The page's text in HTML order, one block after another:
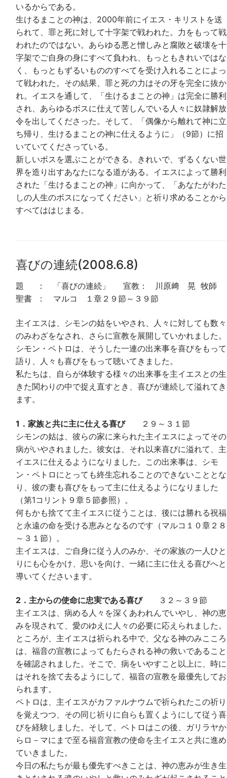
いるからである。
生けるまことの神は、2000年前にイエス・キリストを送
られて、罪と死に対して十字架で戦われた。力をもって戦
われたのではない。あらゆる悪と憎しみと腐敗と破壊を十
字架でご自身の身にすべて負われ、もっともきれいではな
く、もっともずるいもののすべてを受け入れることによっ
て戦われた。その結果、罪と死の力はその牙を完全に抜か
れ。イエスを通して、「生けるまことの神」は完全に勝利
され、あらゆるボスに仕えて苦しんでいる人々に奴隷解放
令を出してくださった。そして、「偶像から離れて神に立
ち帰り、生けるまことの神に仕えるように」（9節）に招
いていてくださっている。
新しいボスを選ぶことができる。きれいで、ずるくない世
界を造り出すあなたになる道がある。イエスによって勝利
された「生けるまことの神」に向かって、「あなたがわた
しの人生のボスになってください」と祈り求めることから
すべてははじまる。
喜びの連続(2008.6.8)
題 ： 「喜びの連続」 宣教： 川原﨑 晃 牧師
聖書 ： マルコ １章２９節～３９節
主イエスは、シモンの姑をいやされ、人々に対しても数々
のみわざをなされ、さらに宣教を展開していかれました。
シモン・ペトロは、そうした一連の出来事を喜びをもって
語り、人々も喜びをもって聴いてきました。
私たちは、自らが体験する様々の出来事を主イエスとの生
きた関わりの中で捉え直すとき、喜びが連続して溢れてき
ます。
1．家族と共に主に仕える喜び２９～３１節
シモンの姑は、彼らの家に来られた主イエスによってその
病がいやされました。彼女は、それ以来喜びに溢れて、主
イエスに仕えるようになりました。この出来事は、シモ
ン・ペトロにとっても終生忘れることのできないこととな
り、彼の妻も喜びをもって主に仕えるようになりました
（第1コリント９章５節参照）。
何もかも捨てて主イエスに従うことは、後には勝れる祝福
と永遠の命を受ける恵みとなるのです（マルコ１０章２８
～３１節）。
主イエスは、ご自身に従う人のみか、その家族の一人ひと
りにも心をかけ、思いを向け、一緒に主に仕える喜びへと
導いてくださいます。
2．主からの使命に忠実である喜び３２～３９節
主イエスは、病める人々を深くあわれんでいやし、神の恵
みを現されて、愛のゆえに人々の必要に応えられました。
ところが、主イエスは祈られる中で、父なる神のみこころ
は、福音の宣教によってもたらされる神の救いであること
を確認されました。そこで、病をいやすこと以上に、時に
はそれを捨て去るようにして、福音の宣教を最優先してお
られます。
ペトロは、主イエスがカファルナウムで祈られたこの祈り
を覚えつつ、その同じ祈りに自らも置くようにして従う喜
びを経験しました。そして、ペトロはこの後、ガリラヤか
らロ－マにまで至る福音宣教の使命を主イエスと共に進め
ていきました。
今日の私たちが最も優先すべきことは、神の恵みが生き生